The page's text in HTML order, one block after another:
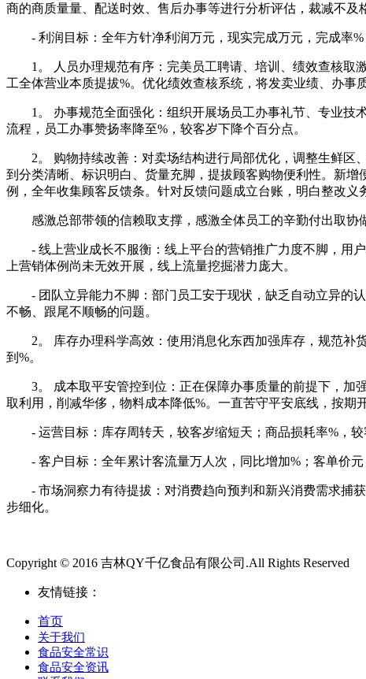
商的商质量量、配送时效、售后办事等进行分析评估，裁减不及
- 利润目标：全年方针净利润万元，现实完成万元，完成率%
1。 人员办理规范有序：完美员工聘请、培训、绩效查核取
工全体营业本质提拔%。优化绩效查核系统，将发卖业绩、办事
1。 办事规范全面强化：组织开展场员工办事礼节、专业技
流程，员工办事赞扬率降至%，较客岁下降个百分点。
2。 购物持续改善：对卖场结构进行局部优化，调整生鲜区
到分类清晰、标识明白、货量充脚，提拔顾客购物便利性。新
例，全年收集顾客反馈条。针对反馈问题成立台账，明白整改
感激总部带领的信赖取支撑，感激全体员工的辛勤付出取协
- 线上营业成长不服衡：线上平台的营销推广力度不脚，用户
上营销体例尚未无效开展，线上流量挖掘潜力庞大。
- 团队立异能力不脚：部门员工安于现状，缺乏自动立异的认
不畅、跟尾不顺畅的问题。
2。 库存办理科学高效：使用消息化东西加强库存，规范补
到%。
3。 成本取平安管控到位：正在保障办事质量的前提下，加
取利用，削减华侈，物料成本降低%。一直苦守平安底线，按期
- 运营目标：库存周转天，较客岁缩短天；商品损耗率%，较
- 客户目标：全年累计客流量万人次，同比增加%；客单价元
- 市场洞察力有待提拔：对消费趋向预判和新兴消费需求捕获
步细化。
Copyright © 2016 吉林QY千亿食品有限公司.All Rights Reserved
友情链接：
首页
关于我们
食品安全常识
食品安全资讯